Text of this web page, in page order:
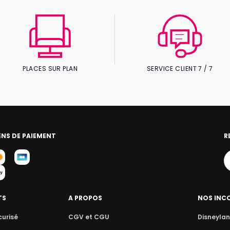
PLACES SUR PLAN SERVICE CLIENT 7 / 7
DE PAIEMENT
A PROPOS
CGV et CGU
NOS